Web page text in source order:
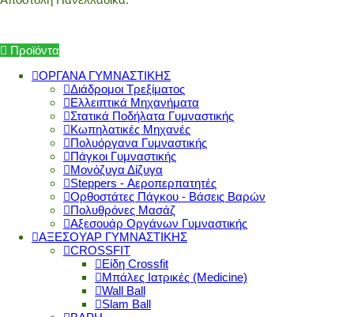
Προϊόντα
ΟΡΓΑΝΑ ΓΥΜΝΑΣΤΙΚΗΣ
Διάδρομοι Τρεξίματος
Ελλειπτικά Μηχανήματα
Στατικά Ποδήλατα Γυμναστικής
Κωπηλατικές Μηχανές
Πολυόργανα Γυμναστικής
Πάγκοι Γυμναστικής
Μονόζυγα Δίζυγα
Steppers - Αεροπερπατητές
Ορθοστάτες Πάγκου - Βάσεις Βαρών
Πολυθρόνες Μασάζ
Αξεσουάρ Οργάνων Γυμναστικής
ΑΞΕΣΟΥΑΡ ΓΥΜΝΑΣΤΙΚΗΣ
CROSSFIT
Είδη Crossfit
Μπάλες Ιατρικές (Medicine)
Wall Ball
Slam Ball